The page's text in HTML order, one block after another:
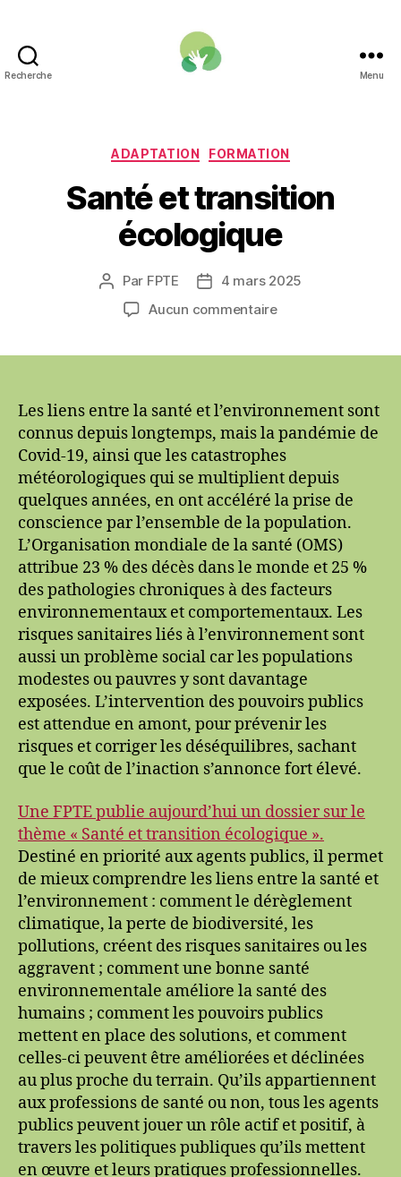
Recherche
pour
transition
écologique
Menu
Catégories
ADAPTATION FORMATION
Santé et transition
écologique
Auteur
l’article
Par FPTE
Date4 mars 2025
Aucun commentairesur
Les liens entre la santé et l’environnement sont
connus depuis longtemps, mais la pandémie de
Covid-19, ainsi que les catastrophes
météorologiques qui se multiplient depuis
quelques années, en ont accéléré la prise de
conscience par l’ensemble de la population.
L’Organisation mondiale de la santé (OMS)
attribue 23 % des décès dans le monde et 25 %
des pathologies chroniques à des facteurs
environnementaux et comportementaux. Les
risques sanitaires liés à l’environnement sont
aussi un problème social car les populations
modestes ou pauvres y sont davantage
exposées. L’intervention des pouvoirs publics
est attendue en amont, pour prévenir les
risques et corriger les déséquilibres, sachant
que le coût de l’inaction s’annonce fort élevé.
Une FPTE publie aujourd’hui un dossier sur le
thème « Santé et transition écologique ».
Destiné en priorité aux agents publics, il permet
de mieux comprendre les liens entre la santé et
l’environnement : comment le dérèglement
climatique, la perte de biodiversité, les
pollutions, créent des risques sanitaires ou les
aggravent ; comment une bonne santé
environnementale améliore la santé des
humains ; comment les pouvoirs publics
mettent en place des solutions, et comment
celles-ci peuvent être améliorées et déclinées
au plus proche du terrain. Qu’ils appartiennent
aux professions de santé ou non, tous les agents
publics peuvent jouer un rôle actif et positif, à
travers les politiques publiques qu’ils mettent
en œuvre et leurs pratiques professionnelles.